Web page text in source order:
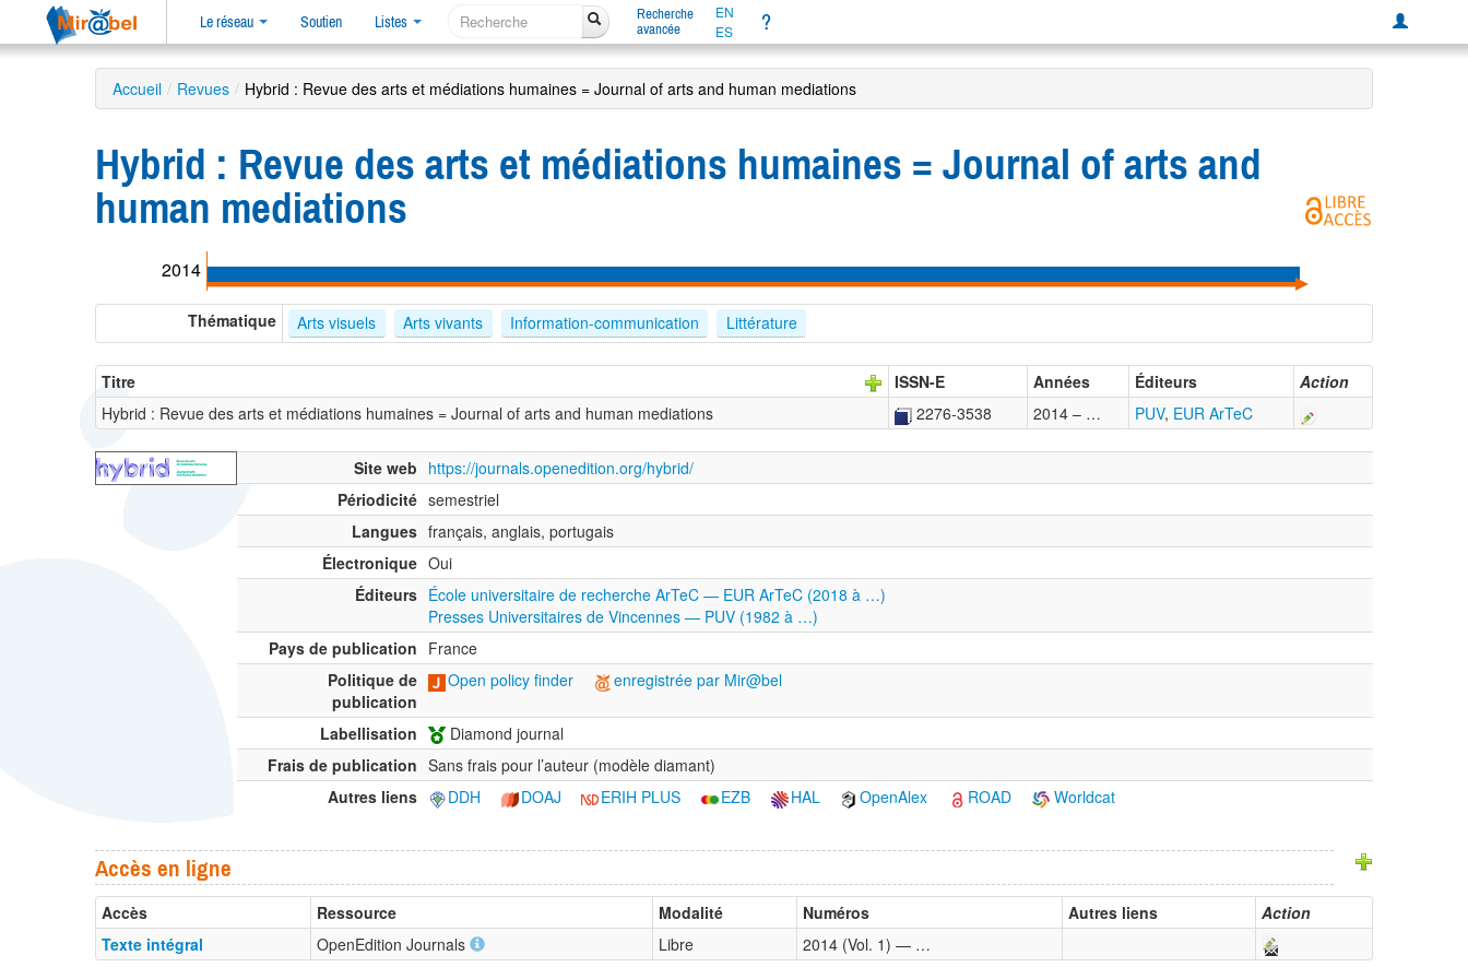
Le réseau Soutien Listes
Recherche
avancée
EN
ES
?
Accueil / Revues / Hybrid : Revue des arts et médiations humaines = Journal of arts and human mediations
Hybrid : Revue des arts et médiations humaines = Journal of arts and
human mediations
2014
Thématique Arts visuels Arts vivants Information-communication Littérature
Titre ISSN-E Années Éditeurs
Action
Hybrid : Revue des arts et médiations humaines = Journal of arts and human mediations
2276-3538 2014 – … PUV, EUR ArTeC
Site web https://journals.openedition.org/hybrid/
Périodicité semestriel
Langues français, anglais, portugais
Électronique Oui
Éditeurs École universitaire de recherche ArTeC — EUR ArTeC (2018 à …)
Presses Universitaires de Vincennes — PUV (1982 à …)
Pays de publication France
Politique de
publication
Open policy finder enregistrée par Mir@bel
Labellisation
Diamond journal
Frais de publication Sans frais pour l’auteur (modèle diamant)
Autres liens
DDH DOAJ ERIH PLUS EZB HAL OpenAlex ROAD Worldcat
Accès en ligne
Accès Ressource Modalité Numéros Autres liens
Action
Texte intégral
OpenEdition Journals Libre 2014 (Vol. 1) — …